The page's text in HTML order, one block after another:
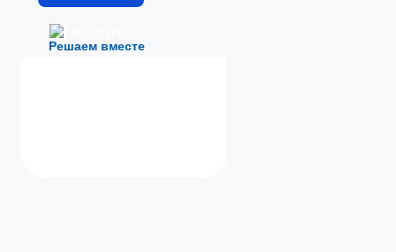
Решаем вместе